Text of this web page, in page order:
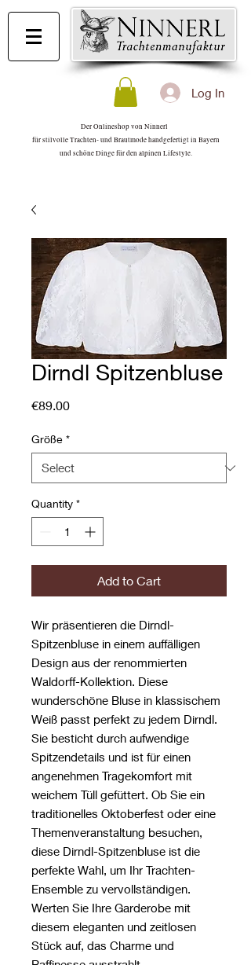
Log In
Der Onlineshop von Ninnerl
für stilvolle Trachten- und Brautmode handgefertigt in Bayern
und schöne Dinge für den alpinen Lifestyle.
Dirndl Spitzenbluse
€89.00Price
Größe *
Quantity *
Add to Cart
Wir präsentieren die Dirndl-
Spitzenbluse in einem auffälligen
Design aus der renommierten
Waldorff-Kollektion. Diese
wunderschöne Bluse in klassischem
Weiß passt perfekt zu jedem Dirndl.
Sie besticht durch aufwendige
Spitzendetails und ist für einen
angenehmen Tragekomfort mit
weichem Tüll gefüttert. Ob Sie ein
traditionelles Oktoberfest oder eine
Themenveranstaltung besuchen,
diese Dirndl-Spitzenbluse ist die
perfekte Wahl, um Ihr Trachten-
Ensemble zu vervollständigen.
Werten Sie Ihre Garderobe mit
diesem eleganten und zeitlosen
Stück auf, das Charme und